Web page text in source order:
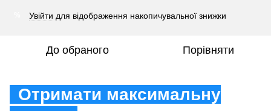
Увійти для відображення накопичувальної знижки
До обраного Порівняти
Отримати максимальну